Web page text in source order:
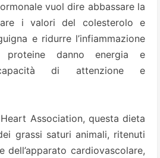
vuol dire abbassare la
i valori del colesterolo e
e ridurre l’infiammazione
proteine danno energia e
di attenzione e
Heart Association, questa dieta
grassi saturi animali, ritenuti
dell’apparato cardiovascolare,